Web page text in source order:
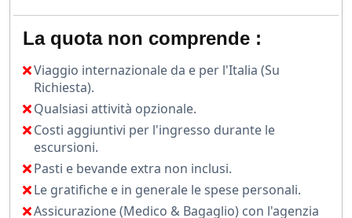
La quota non comprende :
Viaggio internazionale da e per l'Italia (Su
Richiesta).
Qualsiasi attività opzionale.
Costi aggiuntivi per l'ingresso durante le
escursioni.
Pasti e bevande extra non inclusi.
Le gratifiche e in generale le spese personali.
Assicurazione (Medico & Bagaglio) con l'agenzia